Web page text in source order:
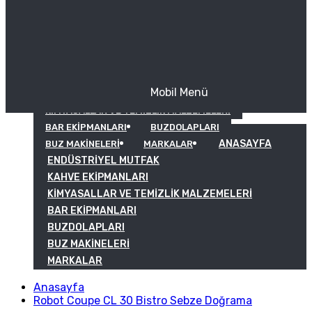
KIMYASALLAR VE TEMIZLIK MALZEMELERI
BAR EKIPMANLARI
BUZDOLAPLARI
BUZ MAKINELERI
MARKALAR
Mobil Menü
ANASAYFA
ENDÜSTRIYEL MUTFAK
KAHVE EKIPMANLARI
KIMYASALLAR VE TEMIZLIK MALZEMELERI
BAR EKIPMANLARI
BUZDOLAPLARI
BUZ MAKINELERI
MARKALAR
Anasayfa
Robot Coupe CL 30 Bistro Sebze Doğrama